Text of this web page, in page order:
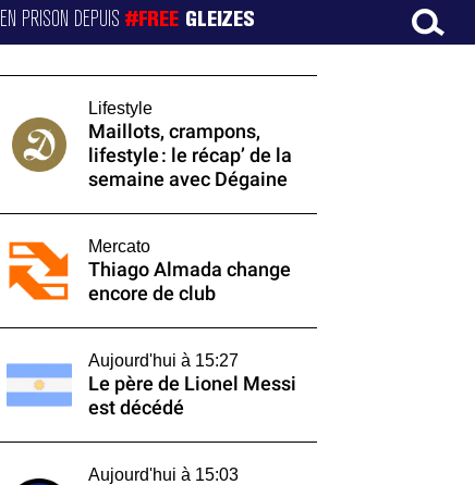
EN PRISON DEPUIS#FREE GLEIZES
Lifestyle
Maillots, crampons,
lifestyle : le récap’ de la
semaine avec Dégaine
Mercato
Thiago Almada change
encore de club
Aujourd'hui à 15:27
Le père de Lionel Messi
est décédé
Aujourd'hui à 15:03